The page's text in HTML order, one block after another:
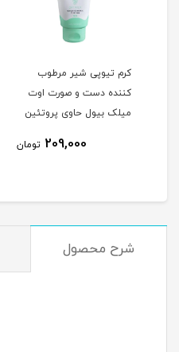
کرم تیوپی شیر مرطوب
کننده دست و صورت اوت
میلک بیول حاوی پروتئین
209,000 تومان
شرح محصول